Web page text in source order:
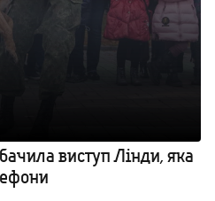
виступ Лінди, яка